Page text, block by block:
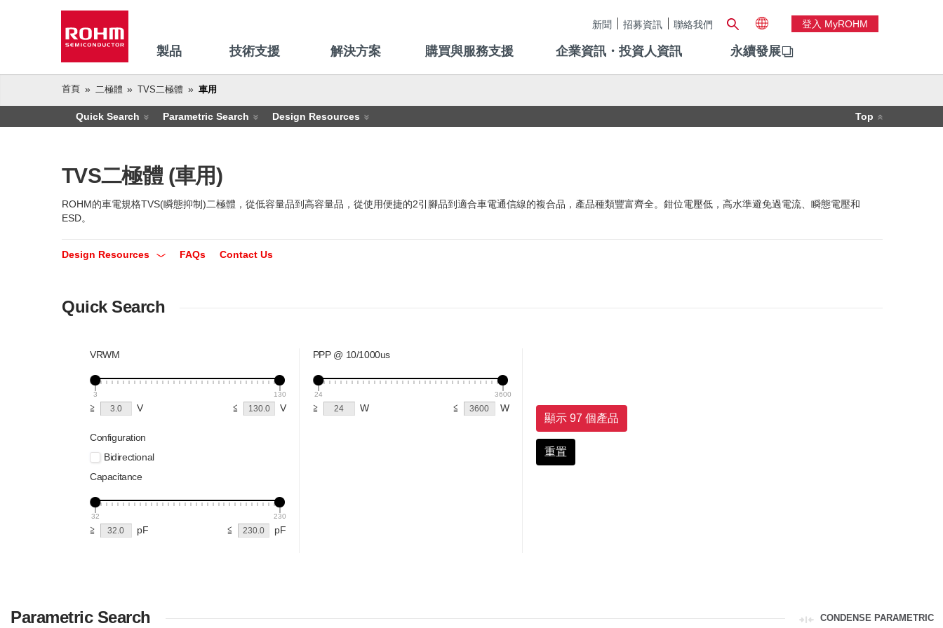
新聞 招募資訊 聯絡我們 登入 MyROHM
製品 技術支援 解決方案 購買與服務支援 企業資訊・投資人資訊 永續發展
首頁 二極體 TVS二極體 車用
Quick Search Parametric Search Design Resources Top
TVS二極體 (車用)
ROHM的車電規格TVS(瞬態抑制)二極體，從低容量品到高容量品，從使用便捷的2引腳品到適合車電通信線的複合品，產品種類豐富齊全。鉗位電壓低，高水準避免過電流、瞬態電壓和
ESD。
Design Resources FAQs Contact Us
Quick Search
VRWM
3 130
≧ V ≦ V
Configuration
Bidirectional
Capacitance
32 230
≧ pF ≦ pF
PPP @ 10/1000us
24 3600
≧ W ≦ W
顯示 97 個產品
重置
Parametric Search CONDENSE PARAMETRIC